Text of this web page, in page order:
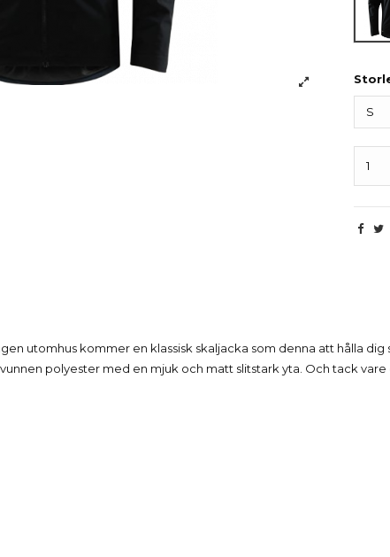
utomhus kommer en klassisk skaljacka som denna att hålla
polyester med en mjuk och matt slitstark yta. Och tack